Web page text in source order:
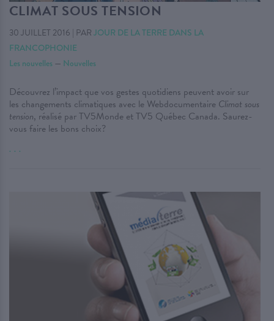
CLIMAT SOUS TENSION
30 JUILLET 2016 | PAR JOUR DE LA TERRE DANS LA
FRANCOPHONIE
Les nouvelles — Nouvelles
Découvrez l’impact que vos gestes quotidiens peuvent avoir sur
les changements climatiques avec le Webdocumentaire Climat sous
tension, réalisé par TV5Monde et TV5 Québec Canada. Saurez-
vous faire les bons choix?
. . .